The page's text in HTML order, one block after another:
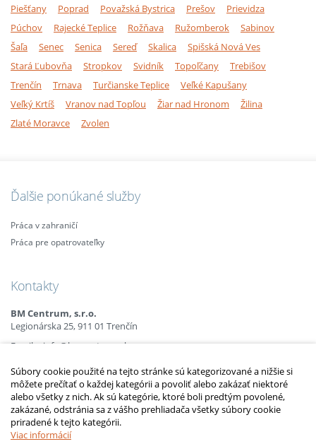
Piešťany
Poprad Považská Bystrica Prešov
Prievidza
Púchov
Rajecké Teplice Rožňava Ružomberok
Sabinov
Šaľa
Senec Senica Sereď Skalica
Spišská Nová Ves
Stará Ľubovňa
Stropkov Svidník Topoľčany
Trebišov
Trenčín
Trnava Turčianske Teplice
Veľké Kapušany
Veľký Krtíš
Vranov nad Topľou Žiar nad Hronom
Žilina
Zlaté Moravce
Zvolen
Ďalšie ponúkané služby
Práca v zahraničí
Práca pre opatrovateľky
Kontakty
BM Centrum, s.r.o.
Legionárska 25, 911 01 Trenčín
Email: info@bmcentrum.sk
+421 (0)910 385 238
+421 (0)949 152 774
2010 – 2014 © Copyrightopatrovatelsky-kurz.sk
Upraviť nastavenia Cookies
Súbory cookie použité na tejto stránke sú kategorizované a nižšie si
môžete prečítať o každej kategórii a povoliť alebo zakázať niektoré
alebo všetky z nich. Ak sú kategórie, ktoré boli predtým povolené,
zakázané, odstránia sa z vášho prehliadača všetky súbory cookie
priradené k tejto kategórii.
Viac informácií